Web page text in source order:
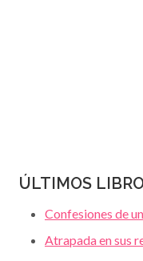
ÚLTIMOS
Confesiones de
Atrapada en sus